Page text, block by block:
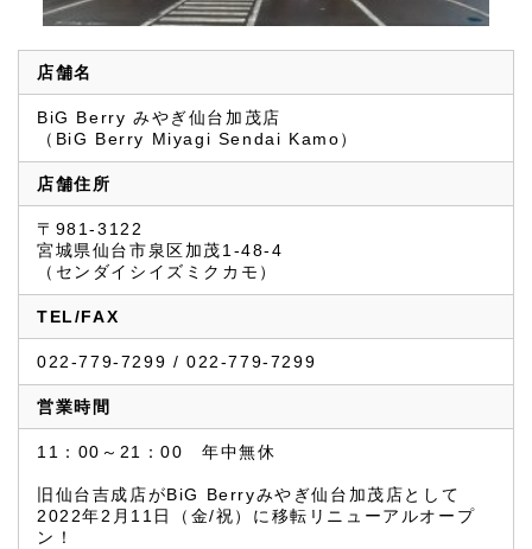
店舗名
BiG Berry みやぎ仙台加茂店
（BiG Berry Miyagi Sendai Kamo）
店舗住所
〒981-3122
宮城県仙台市泉区加茂1-48-4
（センダイシイズミクカモ）
TEL/FAX
022-779-7299 / 022-779-7299
営業時間
11：00～21：00　年中無休
旧仙台吉成店がBiG Berryみやぎ仙台加茂店として
2022年2月11日（金/祝）に移転リニューアルオープ
ン！